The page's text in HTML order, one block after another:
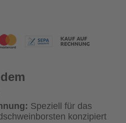
Speziell für das
konzipiert